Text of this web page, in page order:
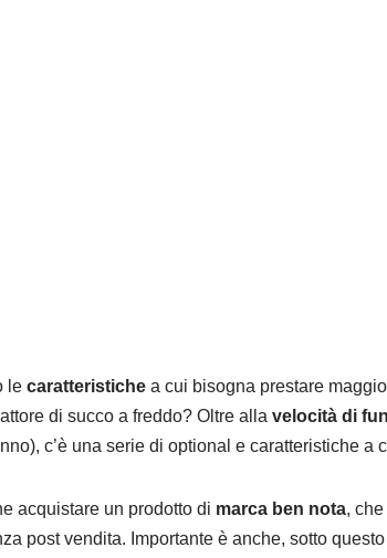
le caratteristiche a cui bisogna prestare
di succo a freddo? Oltre alla velocità di
c’è una serie di optional e caratteristiche a
acquistare un prodotto di marca ben nota,
post vendita. Importante è anche, sotto